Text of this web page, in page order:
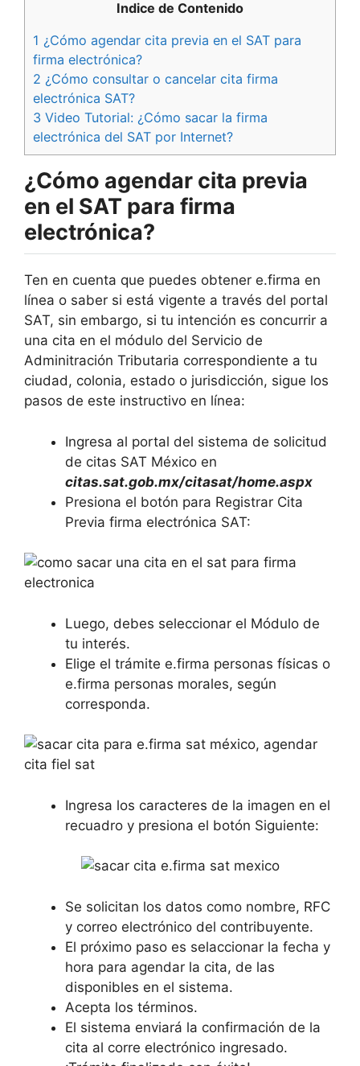
Indice de Contenido
1 ¿Cómo agendar cita previa en el SAT para
firma electrónica?
2 ¿Cómo consultar o cancelar cita firma
electrónica SAT?
3 Video Tutorial: ¿Cómo sacar la firma
electrónica del SAT por Internet?
¿Cómo agendar cita previa
en el SAT para firma
electrónica?
Ten en cuenta que puedes obtener e.firma en
línea o saber si está vigente a través del portal
SAT, sin embargo, si tu intención es concurrir a
una cita en el módulo del Servicio de
Adminitración Tributaria correspondiente a tu
ciudad, colonia, estado o jurisdicción, sigue los
pasos de este instructivo en línea:
Ingresa al portal del sistema de solicitud
de citas SAT México en
citas.sat.gob.mx/citasat/home.aspx
Presiona el botón para Registrar Cita
Previa firma electrónica SAT:
Luego, debes seleccionar el Módulo de
tu interés.
Elige el trámite e.firma personas físicas o
e.firma personas morales, según
corresponda.
Ingresa los caracteres de la imagen en el
recuadro y presiona el botón Siguiente:
Se solicitan los datos como nombre, RFC
y correo electrónico del contribuyente.
El próximo paso es selaccionar la fecha y
hora para agendar la cita, de las
disponibles en el sistema.
Acepta los términos.
El sistema enviará la confirmación de la
cita al corre electrónico ingresado.